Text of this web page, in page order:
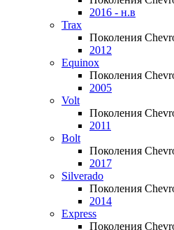
2016 - н.в
Trax
Поколения
2012
Equinox
Поколения
2005
Volt
Поколения
2011
Bolt
Поколения
2017
Silverado
Поколения
2014
Express
Поколения